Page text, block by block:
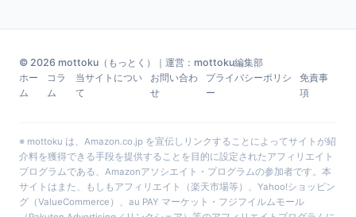
© 2026 mottoku（もっとく）｜運営：mottoku編集部
ホー
ム
コラ
ム
当サイトについ
て
お問い合わ
せ
プライバシーポリシ
ー
免責事
項
※ mottoku は、Amazon.co.jp を宣伝しリンクすることによってサイトが紹
介料を獲得できる手段を提供することを目的に設定されたアフィリエイト
プログラムである、Amazonアソシエイト・プログラムの参加者です。本
サイトはまた、もしもアフィリエイト（楽天市場等）、Yahoo!ショッピン
グ（ValueCommerce）、au PAY マーケット・フジフイルムモール